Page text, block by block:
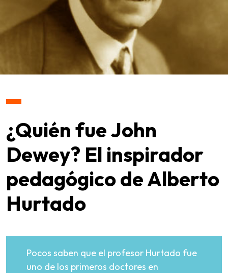
¿Quién fue John
Dewey? El inspirador
pedagógico de Alberto
Hurtado
Pocos saben que el profesor Hurtado fue
uno de los primeros doctores en